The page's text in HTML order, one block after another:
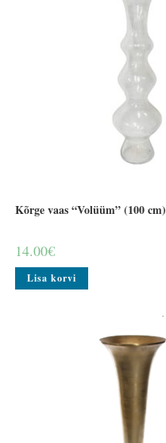
Kõrge vaas “Volüüm” (100 cm)
14.00€
Lisa korvi